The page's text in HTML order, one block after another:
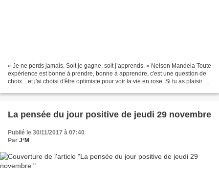
« ​Je ne perds jamais. Soit je gagne, soit j’apprends. » Nelson Mandela Toute
expérience est bonne à prendre, bonne à apprendre, c'est une question de
choix... et j'ai choisi d'être optimiste pour voir la vie en rose. Si tu as plaisir à
La pensée du jour positive de jeudi 29 novembre
Publié le 30/11/2017 à 07:40
Par J²M